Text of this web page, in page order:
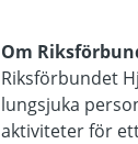
Om
Riksförbundet
lungsjuka
aktiviteter för